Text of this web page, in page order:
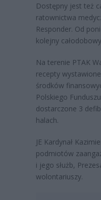
Dostępny jest też
ratownictwa
Responder. Od
kolejny
Na terenie PTAK
recepty
środków
Polskiego
dostarczone 3
halach.
JE Kardynał
podmiotów
i jego służb,
wolontariuszy.